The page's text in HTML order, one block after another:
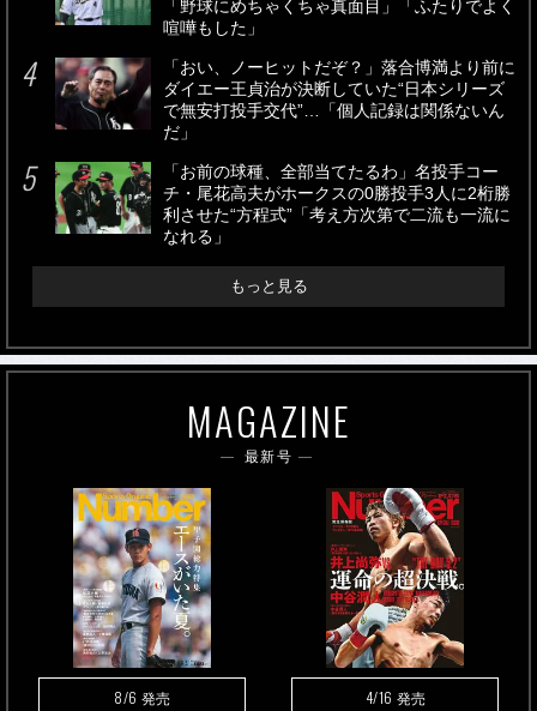
「野球にめちゃくちゃ真面目」「ふたりでよく
喧嘩もした」
「おい、ノーヒットだぞ？」落合博満より前に
ダイエー王貞治が決断していた“日本シリーズ
で無安打投手交代”…「個人記録は関係ないん
だ」
「お前の球種、全部当てたるわ」名投手コー
チ・尾花高夫がホークスの0勝投手3人に2桁勝
利させた“方程式”「考え方次第で二流も一流に
なれる」
もっと見る
MAGAZINE
最新号
8/6 発売 4/16 発売